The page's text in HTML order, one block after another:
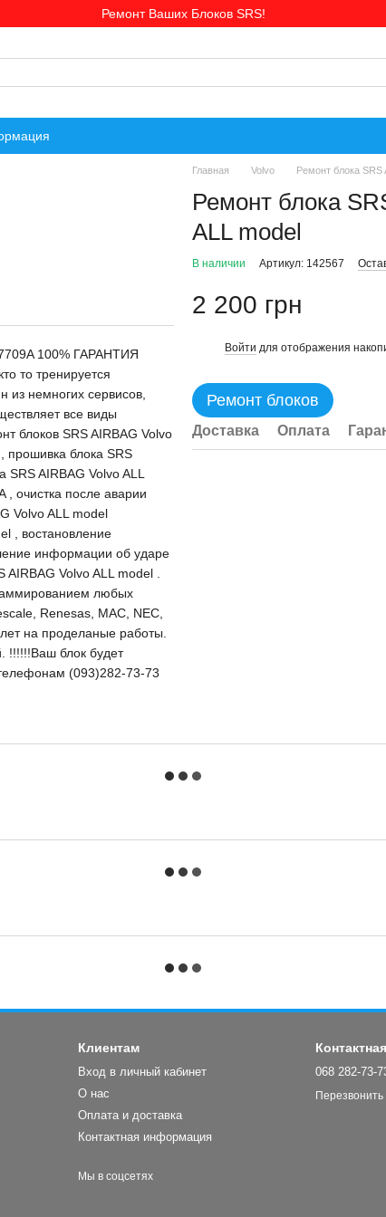
Ремонт Ваших Блоков SRS!
100% ГАРАНТИЯ
то тренируется
немногих сервисов,
все виды
блоков SRS AIRBAG Volvo
прошивка блока SRS
AIRBAG Volvo ALL
, очистка после аварии
Volvo ALL model
, востановление
информации об ударе
Volvo ALL model .
любых
Renesas, MAC, NEC,
на проделаные работы.
!!!!!!Ваш блок будет
(093)282-73-73
Главная Volvo Ремонт блока SRS
Ремонт блока
ALL model
В наличии Артикул: 142567
2 200 грн
Войти для отображения
Ремонт блоков
Доставка Оплата
Клиентам
Вход в личный кабинет
О нас
Оплата и доставка
Контактная информация
Мы в соцсетях
068 282-73-